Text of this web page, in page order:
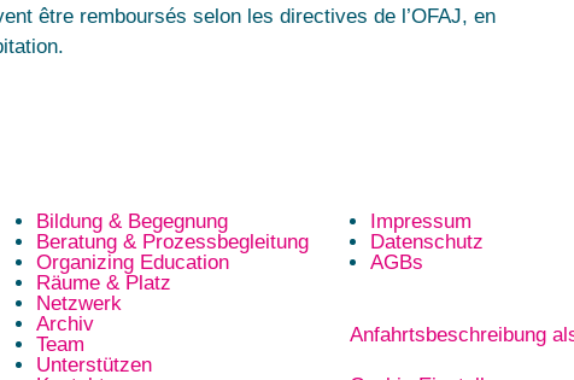
être remboursés selon les directives de l’OFAJ, en
Bildung & Begegnung
Beratung & Prozessbegleitung
Organizing Education
Räume & Platz
Netzwerk
Archiv
Team
Unterstützen
Impressum
Datenschutz
AGBs
Anfahrtsbeschreibung